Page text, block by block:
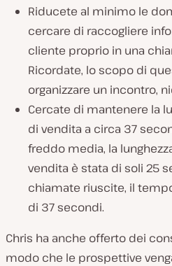
Riducete al minimo le
cercare di raccogliere
cliente proprio in una
Ricordate, lo scopo di
organizzare un incontro,
Cercate di mantenere la
di vendita a circa 37
freddo media, la
vendita è stata di soli 25
chiamate riuscite, il
di 37 secondi.
Chris ha anche offerto dei
modo che le prospettive